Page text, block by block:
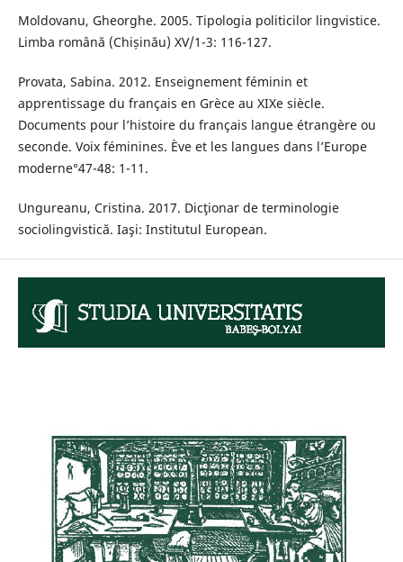
Moldovanu, Gheorghe. 2005. Tipologia politicilor lingvistice.
Limba română (Chișinău) XV/1-3: 116-127.
Provata, Sabina. 2012. Enseignement féminin et
apprentissage du français en Grèce au XIXe siècle.
Documents pour l’histoire du français langue étrangère ou
seconde. Voix féminines. Ève et les langues dans l’Europe
moderne°47-48: 1-11.
Ungureanu, Cristina. 2017. Dicţionar de terminologie
sociolingvistică. Iaşi: Institutul European.